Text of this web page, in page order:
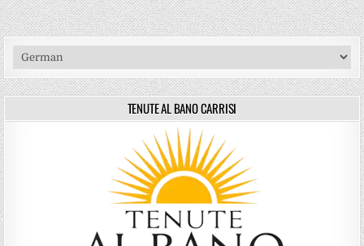
TENUTE AL BANO CARRISI